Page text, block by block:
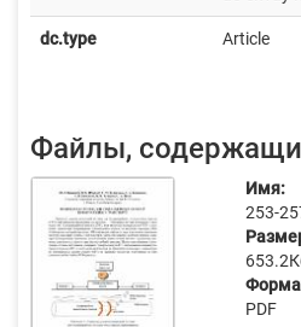
dc.type Article
Файлы,
Имя:
253-
PDF